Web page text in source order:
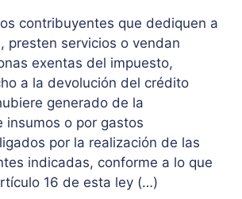
contribuyentes que dediquen a
presten servicios o vendan
exentas del impuesto,
a la devolución del crédito
generado de la
insumos o por gastos
por la realización de las
indicadas, conforme a lo que
16 de esta ley (…)